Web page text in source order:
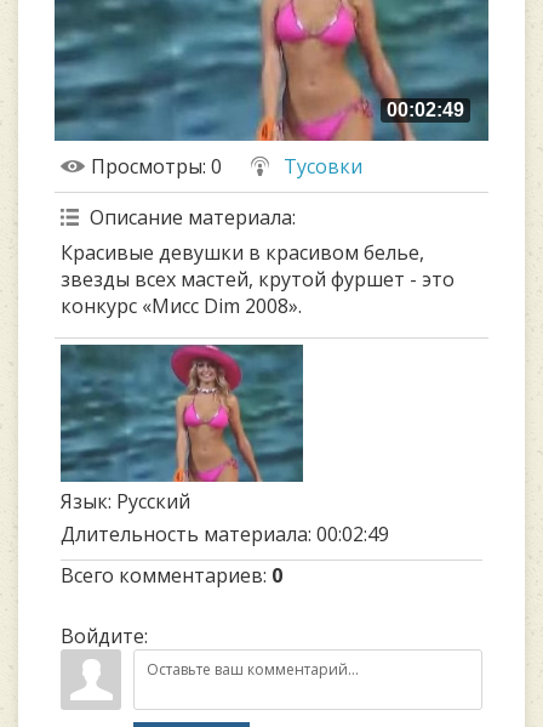
00:02:49
Просмотры: 0
Тусовки
Описание материала:
Красивые девушки в красивом белье,
звезды всех мастей, крутой фуршет - это
конкурс «Мисс Dim 2008».
Язык: Русский
Длительность материала: 00:02:49
Всего комментариев: 0
Войдите: